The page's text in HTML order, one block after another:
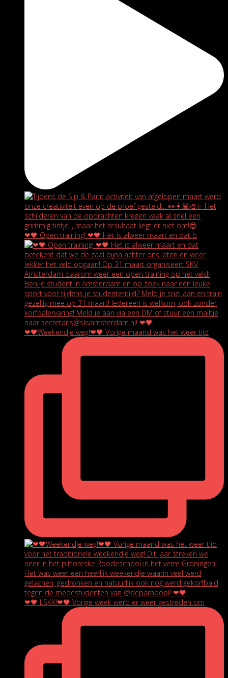
❤🖤 Open training! ❤🖤 Het is alweer maart en dat b
❤🖤Weekendje weg!❤🖤 Vorige maand was het weer tijd
❤🖤 LSKK!❤🖤 Vorige week werd er weer gestreden om